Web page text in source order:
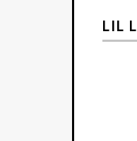
LIL